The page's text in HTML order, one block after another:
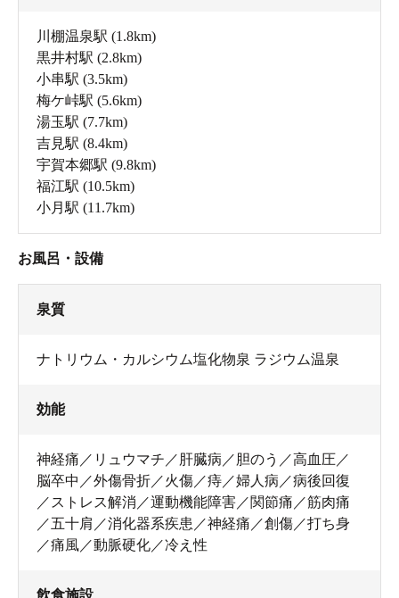
川棚温泉駅 (1.8km)
黒井村駅 (2.8km)
小串駅 (3.5km)
梅ケ峠駅 (5.6km)
湯玉駅 (7.7km)
吉見駅 (8.4km)
宇賀本郷駅 (9.8km)
福江駅 (10.5km)
小月駅 (11.7km)
お風呂・設備
泉質
ナトリウム・カルシウム塩化物泉 ラジウム温泉
効能
神経痛／リュウマチ／肝臓病／胆のう／高血圧／
脳卒中／外傷骨折／火傷／痔／婦人病／病後回復
／ストレス解消／運動機能障害／関節痛／筋肉痛
／五十肩／消化器系疾患／神経痛／創傷／打ち身
／痛風／動脈硬化／冷え性